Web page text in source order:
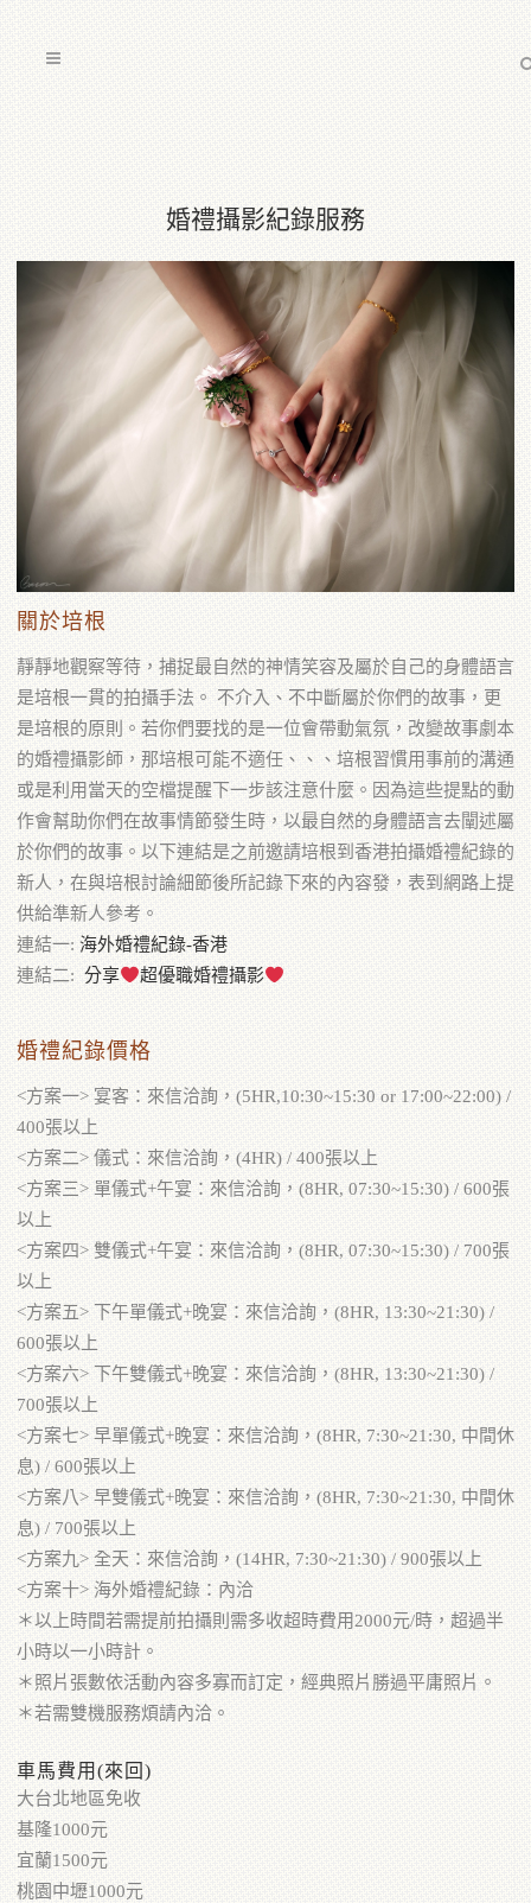
婚禮攝影紀錄服務
關於培根
靜靜地觀察等待，捕捉最自然的神情笑容及屬於自己的身體語言
是培根一貫的拍攝手法。 不介入、不中斷屬於你們的故事，更
是培根的原則。若你們要找的是一位會帶動氣氛，改變故事劇本
的婚禮攝影師，那培根可能不適任、、、培根習慣用事前的溝通
或是利用當天的空檔提醒下一步該注意什麼。因為這些提點的動
作會幫助你們在故事情節發生時，以最自然的身體語言去闡述屬
於你們的故事。以下連結是之前邀請培根到香港拍攝婚禮紀錄的
新人，在與培根討論細節後所記錄下來的內容發，表到網路上提
供給準新人參考。
連結一: 海外婚禮紀錄-香港
連結二: 分享 超優職婚禮攝影
婚禮紀錄價格
<方案一> 宴客：來信洽詢，(5HR,10:30~15:30 or 17:00~22:00) /
400張以上
<方案二> 儀式：來信洽詢，(4HR) / 400張以上
<方案三> 單儀式+午宴：來信洽詢，(8HR, 07:30~15:30) / 600張
以上
<方案四> 雙儀式+午宴：來信洽詢，(8HR, 07:30~15:30) / 700張
以上
<方案五> 下午單儀式+晚宴：來信洽詢，(8HR, 13:30~21:30) /
600張以上
<方案六> 下午雙儀式+晚宴：來信洽詢，(8HR, 13:30~21:30) /
700張以上
<方案七> 早單儀式+晚宴：來信洽詢，(8HR, 7:30~21:30, 中間休
息) / 600張以上
<方案八> 早雙儀式+晚宴：來信洽詢，(8HR, 7:30~21:30, 中間休
息) / 700張以上
<方案九> 全天：來信洽詢，(14HR, 7:30~21:30) / 900張以上
<方案十> 海外婚禮紀錄：內洽
＊以上時間若需提前拍攝則需多收超時費用2000元/時，超過半
小時以一小時計。
＊照片張數依活動內容多寡而訂定，經典照片勝過平庸照片。
＊若需雙機服務煩請內洽。
車馬費用(來回)
大台北地區免收
基隆1000元
宜蘭1500元
桃園中壢1000元